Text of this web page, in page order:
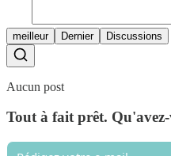
meilleur Dernier Discussions
Aucun post
Tout à fait prêt.